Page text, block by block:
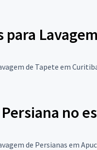
de Tapete em
no
de Persianas em